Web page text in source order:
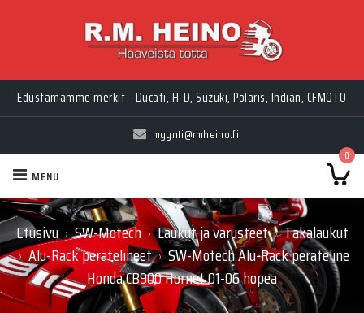
Edustamamme merkit - Ducati, H-D, Suzuki, Polaris, Indian, CFMOTO
myynti@rmheino.fi
0
MENU
Etusivu › SW-Motech › Laukut ja varusteet › Takalaukut
› Alu-Rack perätelineet › SW-Motech Alu-Rack peräteline
Honda CB900 Hornet 01-06 hopea